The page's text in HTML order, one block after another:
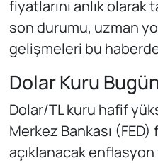
fiyatlarını anlık
son durumu, uzman
gelişmeleri bu
Dolar Kuru
Dolar/TL kuru hafif
Merkez Bankası (FED)
açıklanacak